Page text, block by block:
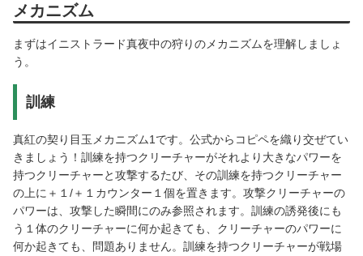
メカニズム
まずはイニストラード真夜中の狩りのメカニズムを理解しましょ
う。
訓練
真紅の契り目玉メカニズム1です。公式からコピペを織り交ぜてい
きましょう！訓練を持つクリーチャーがそれより大きなパワーを
持つクリーチャーと攻撃するたび、その訓練を持つクリーチャー
の上に＋１/＋１カウンター１個を置きます。攻撃クリーチャーの
パワーは、攻撃した瞬間にのみ参照されます。訓練の誘発後にも
う１体のクリーチャーに何か起きても、クリーチャーのパワーに
何か起きても、問題ありません。訓練を持つクリーチャーが戦場